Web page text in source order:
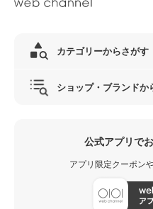
カテゴリーからさがす
ショップ・ブランドか
公式アプリで
アプリ限定クーポン